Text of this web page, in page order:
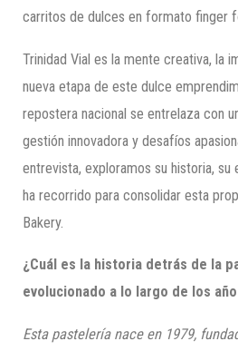
carritos de dulces en formato finger
Trinidad Vial es la mente creativa, la
nueva etapa de este dulce
repostera nacional se entrelaza con
gestión innovadora y desafíos
entrevista, exploramos su historia, su
ha recorrido para consolidar esta
Bakery.
¿Cuál es la historia detrás de la
evolucionado a lo largo de los
Esta pastelería nace en 1979,